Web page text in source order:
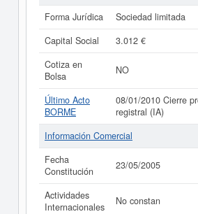
Forma Jurídica
Sociedad limitada
Capital Social
3.012 €
Cotiza en
Bolsa
NO
Último Acto
BORME
08/01/2010 Cierre
registral (IA)
Información Comercial
Fecha
Constitución
23/05/2005
Actividades
Internacionales
No constan